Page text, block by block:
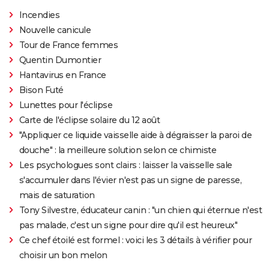
Incendies
Nouvelle canicule
Tour de France femmes
Quentin Dumontier
Hantavirus en France
Bison Futé
Lunettes pour l'éclipse
Carte de l'éclipse solaire du 12 août
"Appliquer ce liquide vaisselle aide à dégraisser la paroi de
douche" : la meilleure solution selon ce chimiste
Les psychologues sont clairs : laisser la vaisselle sale
s'accumuler dans l'évier n'est pas un signe de paresse,
mais de saturation
Tony Silvestre, éducateur canin : "un chien qui éternue n'est
pas malade, c'est un signe pour dire qu'il est heureux"
Ce chef étoilé est formel : voici les 3 détails à vérifier pour
choisir un bon melon